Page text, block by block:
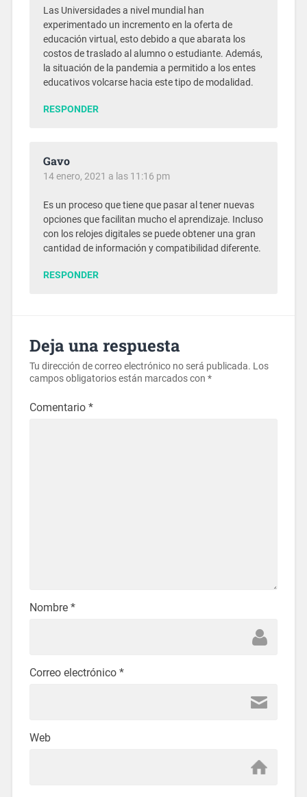
Las Universidades a nivel mundial han
experimentado un incremento en la oferta de
educación virtual, esto debido a que abarata los
costos de traslado al alumno o estudiante. Además,
la situación de la pandemia a permitido a los entes
educativos volcarse hacia este tipo de modalidad.
RESPONDER
Gavo
14 enero, 2021 a las 11:16 pm
Es un proceso que tiene que pasar al tener nuevas
opciones que facilitan mucho el aprendizaje. Incluso
con los relojes digitales se puede obtener una gran
cantidad de información y compatibilidad diferente.
RESPONDER
Deja una respuesta
Tu dirección de correo electrónico no será publicada. Los
campos obligatorios están marcados con *
Comentario *
Nombre *
Correo electrónico *
Web